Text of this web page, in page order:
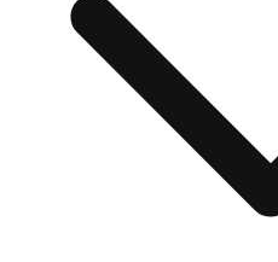
Perjalanan
Aksesori